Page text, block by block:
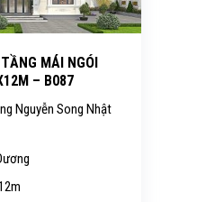
MÁI NGÓI
– B087
Nguyễn Song Nhật